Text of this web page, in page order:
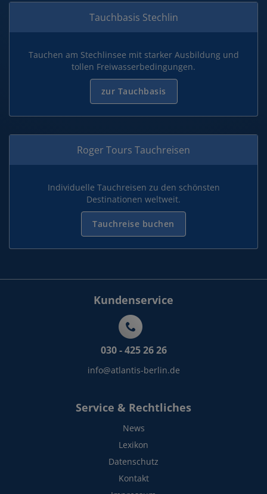
Tauchbasis Stechlin
Tauchen am Stechlinsee mit starker Ausbildung und
tollen Freiwasserbedingungen.
zur Tauchbasis
Roger Tours Tauchreisen
Individuelle Tauchreisen zu den schönsten
Destinationen weltweit.
Tauchreise buchen
Kundenservice
030 - 425 26 26
info@atlantis-berlin.de
Service & Rechtliches
News
Lexikon
Datenschutz
Kontakt